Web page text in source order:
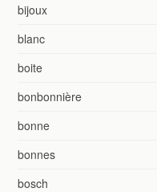
bijoux
blanc
boite
bonbonnière
bonne
bonnes
bosch